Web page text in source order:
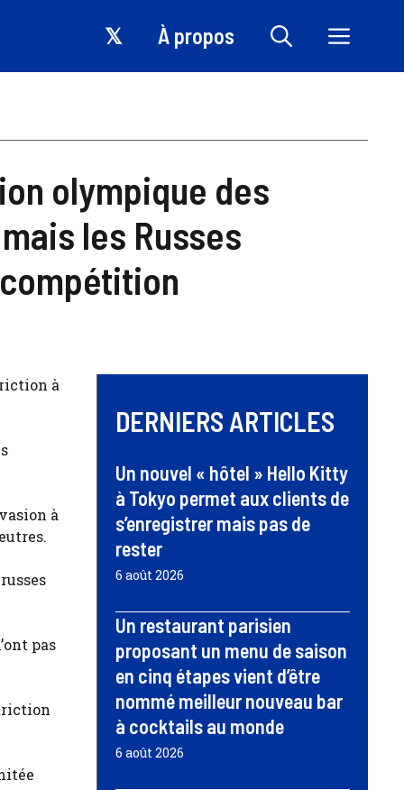
𝕏 À propos
olympique des
les Russes
à
à
pas
DERNIERS ARTICLES
Un nouvel « hôtel » Hello Kitty
à Tokyo permet aux clients de
s’enregistrer mais pas de
rester
6 août 2026
Un restaurant parisien
proposant un menu de saison
en cinq étapes vient d’être
nommé meilleur nouveau bar
à cocktails au monde
6 août 2026